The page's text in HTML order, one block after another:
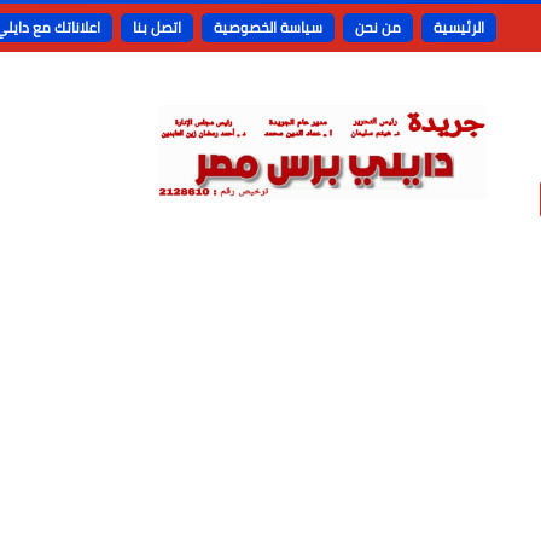
الرئيسية من نحن سياسة الخصوصية اتصل بنا اعلاناتك مع